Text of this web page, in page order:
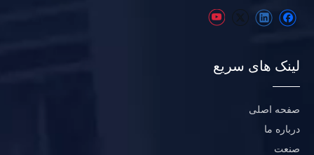
لینک های سریع
صفحه اصلی
درباره ما
صنعت